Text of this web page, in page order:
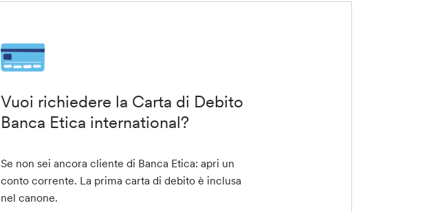
Vuoi richiedere la Carta di Debito
Banca Etica international?
Se non sei ancora cliente di Banca Etica: apri un
conto corrente. La prima carta di debito è inclusa
nel canone.